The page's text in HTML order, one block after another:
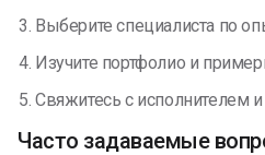
Выберите специалиста по
Изучите портфолио и
Свяжитесь с исполнителем и
Часто задаваемые